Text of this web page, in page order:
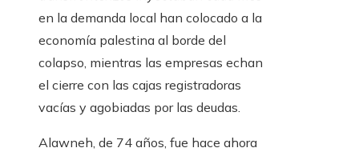
en la demanda local han colocado a la
economía palestina al borde del
colapso, mientras las empresas echan
el cierre con las cajas registradoras
vacías y agobiadas por las deudas.
Alawneh, de 74 años, fue hace ahora